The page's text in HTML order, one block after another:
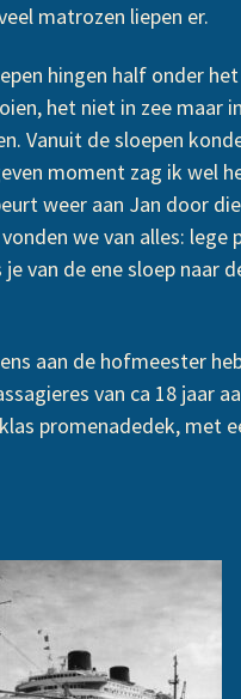
matrozen liepen er.
hingen half onder
het niet in zee maar
Vanuit de sloepen
moment zag ik wel
weer aan Jan door
we van alles:
van de ene sloep naar
aan de hofmeester
van ca 18 jaar
promenadedek, met